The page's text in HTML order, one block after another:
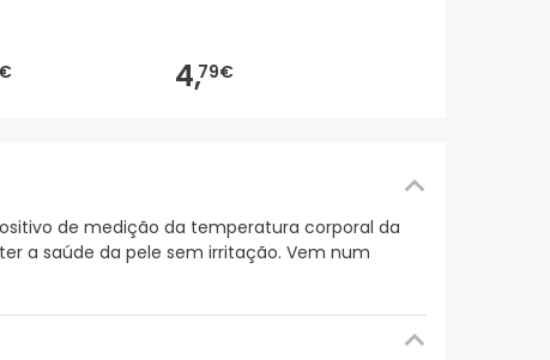
4,79€
de medição da temperatura corporal da
a saúde da pele sem irritação. Vem num